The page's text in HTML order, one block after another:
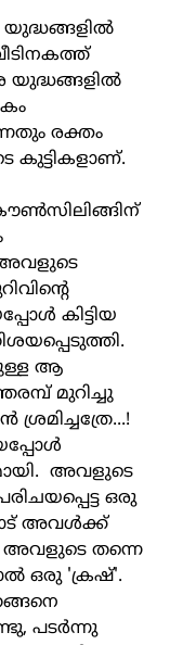
യുദ്ധങ്ങളില്‍
രക്തം
കുട്ടികളാണ്.
അവളുടെ
കിട്ടിയ
ആ
മുറിച്ചു
അവളുടെ
ഒരു
അവള്‍ക്ക്
അവളുടെ തന്നെ
ഒരു 'ക്രഷ്'.
പടര്‍ന്നു